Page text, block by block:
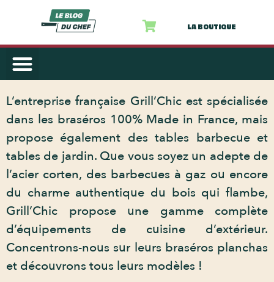
LA BOUTIQUE
L’entreprise française Grill’Chic est spécialisée
dans les braséros 100% Made in France, mais
propose également des tables barbecue et
tables de jardin. Que vous soyez un adepte de
l’acier corten, des barbecues à gaz ou encore
du charme authentique du bois qui flambe,
Grill’Chic propose une gamme complète
d’équipements de cuisine d’extérieur.
Concentrons-nous sur leurs braséros planchas
et découvrons tous leurs modèles !